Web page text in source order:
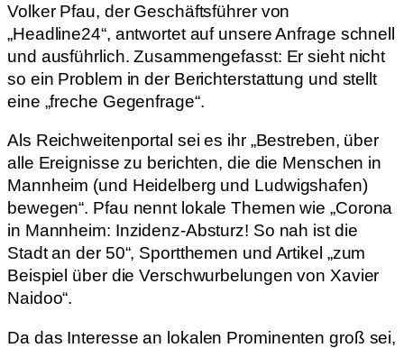
Volker Pfau, der Geschäftsführer von
„Headline24“, antwortet auf unsere Anfrage schnell
und ausführlich. Zusammengefasst: Er sieht nicht
so ein Problem in der Berichterstattung und stellt
eine „freche Gegenfrage“.
Als Reichweitenportal sei es ihr „Bestreben, über
alle Ereignisse zu berichten, die die Menschen in
Mannheim (und Heidelberg und Ludwigshafen)
bewegen“. Pfau nennt lokale Themen wie „Corona
in Mannheim: Inzidenz-Absturz! So nah ist die
Stadt an der 50“, Sportthemen und Artikel „zum
Beispiel über die Verschwurbelungen von Xavier
Naidoo“.
Da das Interesse an lokalen Prominenten groß sei,